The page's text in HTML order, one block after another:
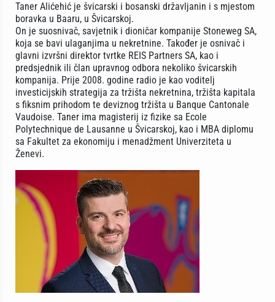
Taner Alićehić je švicarski i bosanski državljanin i s mjestom
boravka u Baaru, u Švicarskoj.
On je suosnivač, savjetnik i dioničar kompanije Stoneweg SA,
koja se bavi ulaganjima u nekretnine. Također je osnivač i
glavni izvršni direktor tvrtke REIS Partners SA, kao i
predsjednik ili član upravnog odbora nekoliko švicarskih
kompanija. Prije 2008. godine radio je kao voditelj
investicijskih strategija za tržišta nekretnina, tržišta kapitala
s fiksnim prihodom te deviznog tržišta u Banque Cantonale
Vaudoise. Taner ima magisterij iz fizike sa Ecole
Polytechnique de Lausanne u Švicarskoj, kao i MBA diplomu
sa Fakultet za ekonomiju i menadžment Univerziteta u
Ženevi.